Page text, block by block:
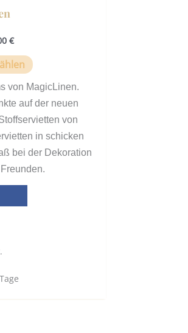
€
von MagicLinen.
auf der neuen
von
in schicken
bei der Dekoration